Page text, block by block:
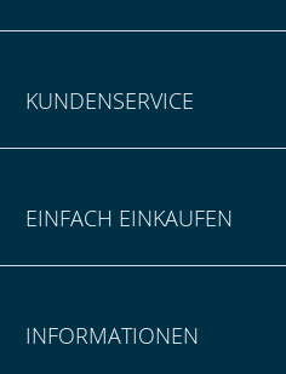
KUNDENSERVICE
EINFACH EINKAUFEN
INFORMATIONEN